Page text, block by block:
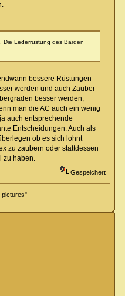
Die Lederrüstung des Barden
bessere Rüstungen
werden und auch Zauber
besser werden,
man die AC auch ein wenig
auch entsprechende
Entscheidungen. Auch als
ob es sich lohnt
zu zaubern oder stattdessen
zu haben.
Gespeichert
pictures"